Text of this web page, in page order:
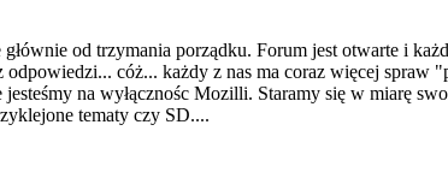
od trzymania porządku. Forum jest otwarte i
cóż... każdy z nas ma coraz więcej spraw
na wyłącznośc Mozilli. Staramy się w miarę
tematy czy SD....